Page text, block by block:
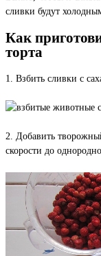
сливки будут
Как
торта
1. Взбить сливки с
2. Добавить
скорости до